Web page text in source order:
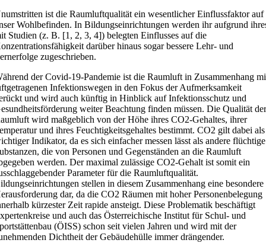
ist die Raumluftqualität ein wesentlicher Einflussfaktor auf
Wohlbefinden. In Bildungseinrichtungen werden ihr aufgrund
Studien (z. B. [1, 2, 3, 4]) belegten Einflusses auf die
darüber hinaus sogar bessere Lehr- und
zugeschrieben.
der Covid-19-Pandemie ist die Raumluft in Zusammenhang
Infektionswegen in den Fokus der Aufmerksamkeit
und wird auch künftig in Hinblick auf Infektionsschutz und
weiter Beachtung finden müssen. Die Qualität
wird maßgeblich von der Höhe ihres CO2-Gehaltes, ihrer
und ihres Feuchtigkeitsgehaltes bestimmt. CO2 gilt dabei als
Indikator, da es sich einfacher messen lässt als andere flüchtige
die von Personen und Gegenständen an die Raumluft
werden. Der maximal zulässige CO2-Gehalt ist somit ein
Parameter für die Raumluftqualität.
stellen in diesem Zusammenhang eine besondere
dar, da die CO2 Räumen mit hoher Personenbelegung
kürzester Zeit rapide ansteigt. Diese Problematik beschäftigt
und auch das Österreichische Institut für Schul- und
(ÖISS) schon seit vielen Jahren und wird mit der
Dichtheit der Gebäudehülle immer drängender.